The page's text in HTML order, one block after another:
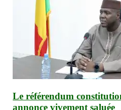
Le référendum
annonce vivement saluée